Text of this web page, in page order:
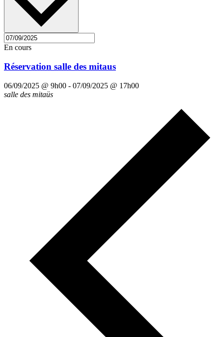
En cours
Réservation salle des mitaus
06/09/2025 @ 9h00 - 07/09/2025 @ 17h00
salle des mitaüs